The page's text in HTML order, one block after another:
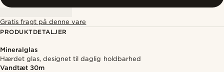
Gratis fragt på denne vare
PRODUKTDETALJER
Mineralglas
Hærdet glas, designet til daglig holdbarhed
Vandtæt 30m